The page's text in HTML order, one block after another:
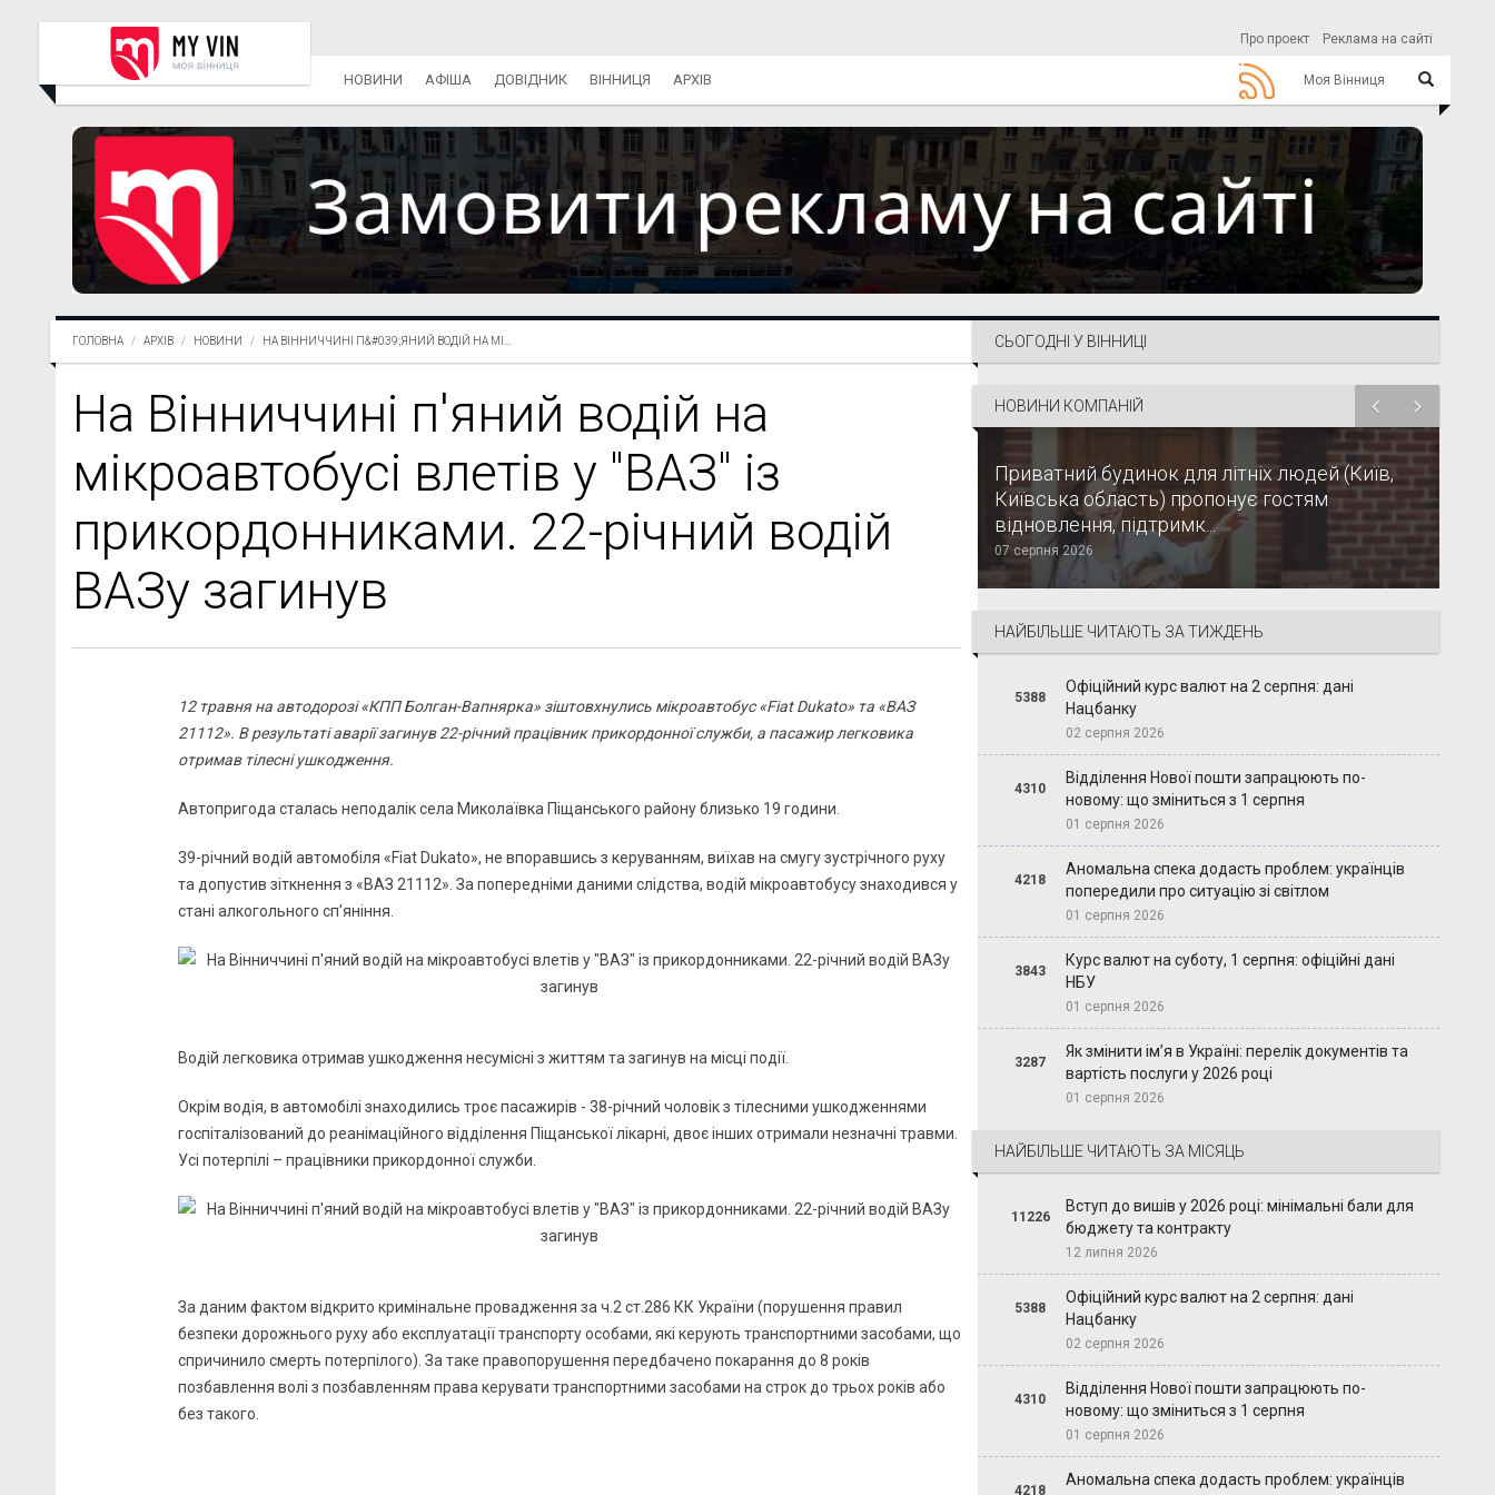
Про проект Реклама на сайті
Моя Вінниця
НОВИНИ АФІША ДОВІДНИК ВІННИЦЯ АРХІВ
ГОЛОВНА АРХІВ НОВИНИ НА ВІННИЧЧИНІ П&#039;ЯНИЙ ВОДІЙ НА МІ...
На Вінниччині п'яний водій на
мікроавтобусі влетів у "ВАЗ" із
прикордонниками. 22-річний водій
ВАЗу загинув
12 травня на автодорозі «КПП Болган-Вапнярка» зіштовхнулись мікроавтобус «Fiat Dukato» та «ВАЗ
21112». В результаті аварії загинув 22-річний працівник прикордонної служби, а пасажир легковика
отримав тілесні ушкодження.
Автопригода сталась неподалік села Миколаївка Піщанського району близько 19 години.
39-річний водій автомобіля «Fiat Dukato», не впоравшись з керуванням, виїхав на смугу зустрічного руху
та допустив зіткнення з «ВАЗ 21112». За попередніми даними слідства, водій мікроавтобусу знаходився у
стані алкогольного сп’яніння.
Водій легковика отримав ушкодження несумісні з життям та загинув на місці події.
Окрім водія, в автомобілі знаходились троє пасажирів - 38-річний чоловік з тілесними ушкодженнями
госпіталізований до реанімаційного відділення Піщанської лікарні, двоє інших отримали незначні травми.
Усі потерпілі – працівники прикордонної служби.
За даним фактом відкрито кримінальне провадження за ч.2 ст.286 КК України (порушення правил
безпеки дорожнього руху або експлуатації транспорту особами, які керують транспортними засобами, що
спричинило смерть потерпілого). За таке правопорушення передбачено покарання до 8 років
позбавлення волі з позбавленням права керувати транспортними засобами на строк до трьох років або
без такого.
СЬОГОДНІ У ВІННИЦІ
НОВИНИ КОМПАНІЙ
Приватний будинок для літніх людей (Київ,
Київська область) пропонує гостям
відновлення, підтримк...
07 серпня 2026
НАЙБІЛЬШЕ ЧИТАЮТЬ ЗА ТИЖДЕНЬ
5388
Офіційний курс валют на 2 серпня: дані
Нацбанку
02 серпня 2026
4310
Відділення Нової пошти запрацюють по-
новому: що зміниться з 1 серпня
01 серпня 2026
4218
Аномальна спека додасть проблем: українців
попередили про ситуацію зі світлом
01 серпня 2026
3843
Курс валют на суботу, 1 серпня: офіційні дані
НБУ
01 серпня 2026
3287
Як змінити ім’я в Україні: перелік документів та
вартість послуги у 2026 році
01 серпня 2026
НАЙБІЛЬШЕ ЧИТАЮТЬ ЗА МІСЯЦЬ
11226
Вступ до вишів у 2026 році: мінімальні бали для
бюджету та контракту
12 липня 2026
5388
Офіційний курс валют на 2 серпня: дані
Нацбанку
02 серпня 2026
4310
Відділення Нової пошти запрацюють по-
новому: що зміниться з 1 серпня
01 серпня 2026
4218
Аномальна спека додасть проблем: українців